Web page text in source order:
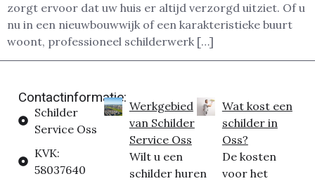
zorgt ervoor dat uw huis er altijd verzorgd uitziet. Of u
nu in een nieuwbouwwijk of een karakteristieke buurt
woont, professioneel schilderwerk […]
Contactinformatie:
Schilder
Service Oss
KVK:
58037640
Werkgebied
van Schilder
Service Oss
Wilt u een
schilder huren
Wat kost een
schilder in
Oss?
De kosten
voor het